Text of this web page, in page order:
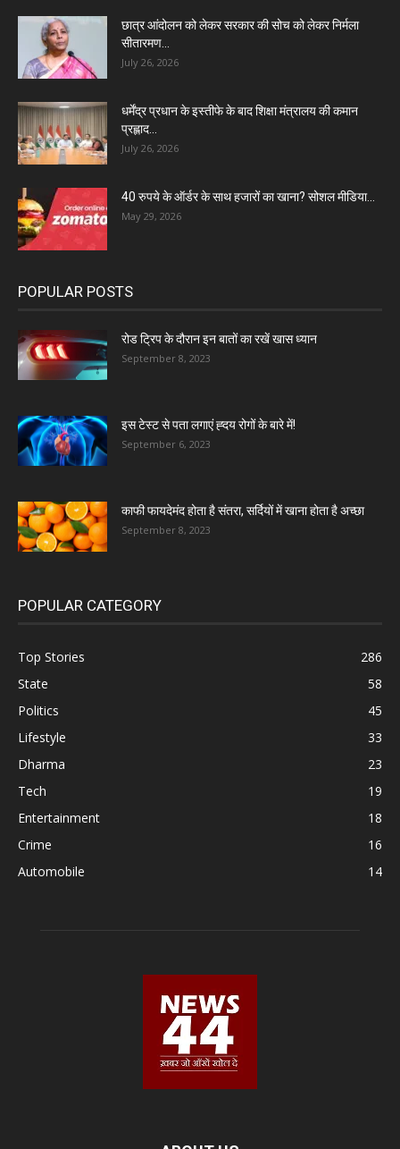
छात्र आंदोलन को लेकर सरकार की सोच को लेकर निर्मला
सीतारमण...
July 26, 2026
धर्मेंद्र प्रधान के इस्तीफे के बाद शिक्षा मंत्रालय की कमान
प्रह्लाद...
July 26, 2026
40 रुपये के ऑर्डर के साथ हजारों का खाना? सोशल मीडिया...
May 29, 2026
POPULAR POSTS
रोड ट्रिप के दौरान इन बातों का रखें खास ध्यान
September 8, 2023
इस टेस्ट से पता लगाएं ह्दय रोगों के बारे में!
September 6, 2023
काफी फायदेमंद होता है संतरा, सर्दियों में खाना होता है अच्छा
September 8, 2023
POPULAR CATEGORY
Top Stories
286
State
58
Politics
45
Lifestyle
33
Dharma
23
Tech
19
Entertainment
18
Crime
16
Automobile
14